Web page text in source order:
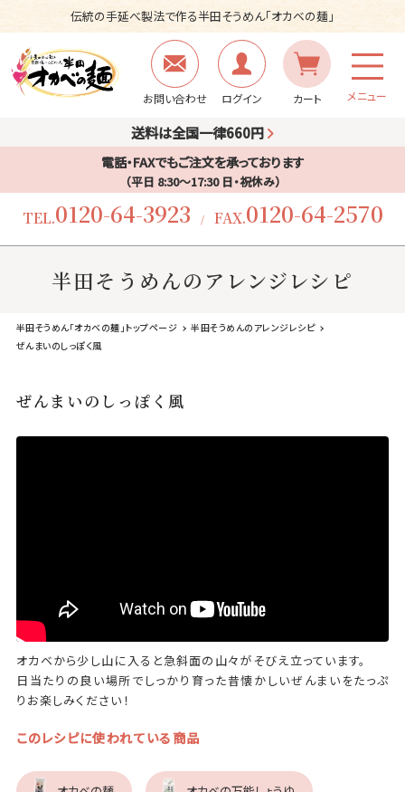
伝統の手延べ製法で作る半田そうめん「オカベの麺」
お問い合わせ ログイン カート メニュー
送料は全国一律660円
電話・FAXでもご注文を承っております
（平日 8:30〜17:30 日・祝休み）
TEL.0120-64-3923 / FAX.0120-64-2570
半田そうめんのアレンジレシピ
半田そうめん「オカベの麺」トップページ
半田そうめんのアレンジレシピ
ぜんまいのしっぽく風
ぜんまいのしっぽく風
オカベから少し山に入ると急斜面の山々がそびえ立っています。
日当たりの良い場所でしっかり育った昔懐かしいぜんまいをたっぷ
りお楽しみください！
このレシピに使われている商品